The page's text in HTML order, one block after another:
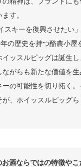
す。
スキーを復興させたい
の歴史を持つ酪農小屋
ッスルピッグは誕生し
ながらも新たな価値を生
の可能性を切り拓く。
、ホイッスルピッグら
お酒ならではの特徴やこ